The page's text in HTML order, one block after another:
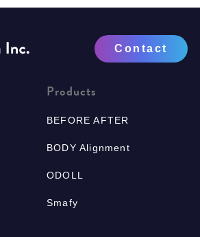
Contact
Products
BEFORE AFTER
BODY Alignment
ODOLL
Smafy